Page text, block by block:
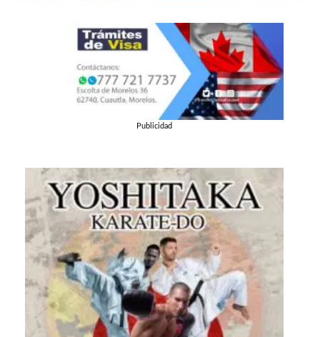
Publicidad